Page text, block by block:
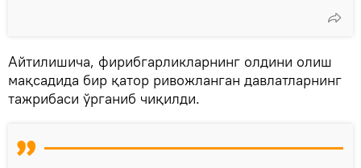
Айтилишича, фирибгарликларнинг олдини олиш
мақсадида бир қатор ривожланган давлатларнинг
тажрибаси ўрганиб чиқилди.